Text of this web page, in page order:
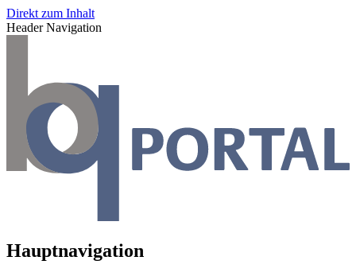
Direkt zum Inhalt
Header Navigation
Hauptnavigation